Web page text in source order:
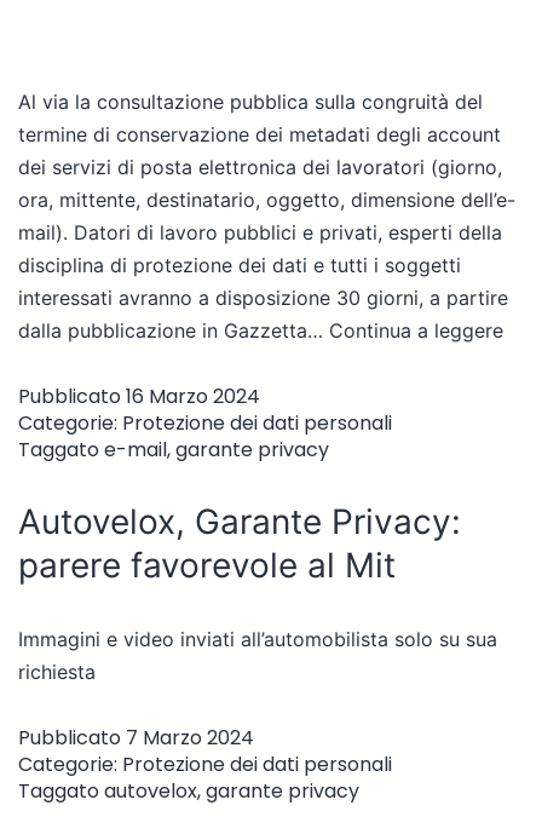
Al via la consultazione pubblica sulla congruità del
termine di conservazione dei metadati degli account
dei servizi di posta elettronica dei lavoratori (giorno,
ora, mittente, destinatario, oggetto, dimensione dell’e-
mail). Datori di lavoro pubblici e privati, esperti della
disciplina di protezione dei dati e tutti i soggetti
interessati avranno a disposizione 30 giorni, a partire
dalla pubblicazione in Gazzetta… Continua a leggere
Pubblicato16 Marzo 2024
Categorie: Protezione dei dati personali
Taggatoe-mail,garante privacy
Autovelox, Garante Privacy:
parere favorevole al Mit
Immagini e video inviati all’automobilista solo su sua
richiesta
Pubblicato 7 Marzo 2024
Categorie: Protezione dei dati personali
Taggatoautovelox,garante privacy